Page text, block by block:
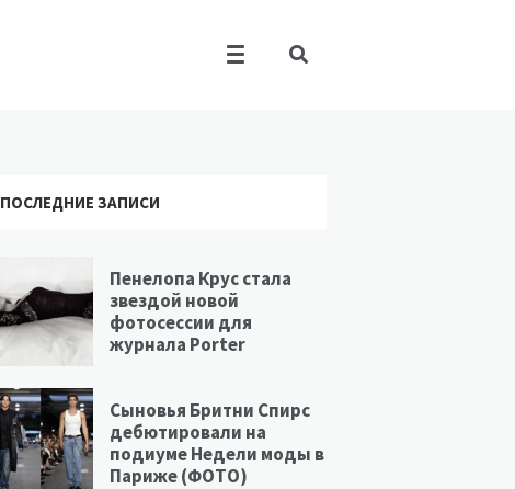
ПОСЛЕДНИЕ ЗАПИСИ
Пенелопа Крус стала
звездой новой
фотосессии для
журнала Porter
Сыновья Бритни Спирс
дебютировали на
подиуме Недели моды в
Париже (ФОТО)